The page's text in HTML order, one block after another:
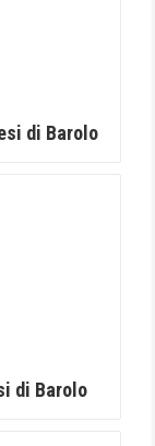
di Barolo
di Barolo